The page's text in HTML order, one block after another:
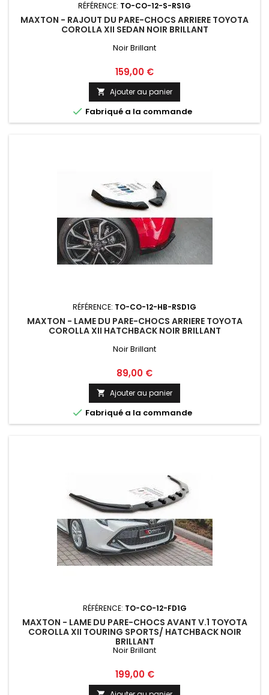
RÉFÉRENCE: TO-CO-12-S-RS1G
MAXTON - RAJOUT DU PARE-CHOCS ARRIERE TOYOTA
COROLLA XII SEDAN NOIR BRILLANT
Noir Brillant
Prix
159,00 €
 Ajouter au panier
 Fabriqué a la commande
RÉFÉRENCE: TO-CO-12-HB-RSD1G
MAXTON - LAME DU PARE-CHOCS ARRIERE TOYOTA
COROLLA XII HATCHBACK NOIR BRILLANT
Noir Brillant
Prix
89,00 €
 Ajouter au panier
 Fabriqué a la commande
RÉFÉRENCE: TO-CO-12-FD1G
MAXTON - LAME DU PARE-CHOCS AVANT V.1 TOYOTA
COROLLA XII TOURING SPORTS/ HATCHBACK NOIR
BRILLANT
Noir Brillant
Prix
199,00 €